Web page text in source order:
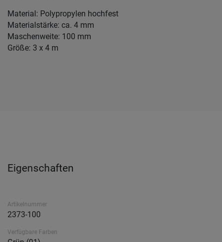
Material: Polypropylen hochfest
Materialstärke: ca. 4 mm
Maschenweite: 100 mm
Größe: 3 x 4 m
Eigenschaften
Artikelnummer
2373-100
Verfügbare Farben